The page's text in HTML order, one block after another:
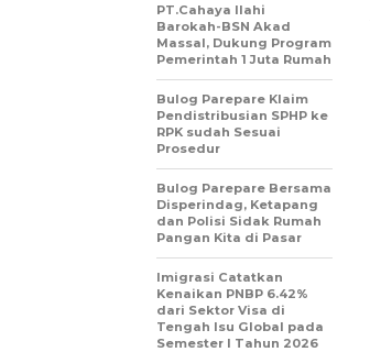
PT.Cahaya Ilahi
Barokah-BSN Akad
Massal, Dukung Program
Pemerintah 1 Juta Rumah
Bulog Parepare Klaim
Pendistribusian SPHP ke
RPK sudah Sesuai
Prosedur
Bulog Parepare Bersama
Disperindag, Ketapang
dan Polisi Sidak Rumah
Pangan Kita di Pasar
Imigrasi Catatkan
Kenaikan PNBP 6.42%
dari Sektor Visa di
Tengah Isu Global pada
Semester I Tahun 2026